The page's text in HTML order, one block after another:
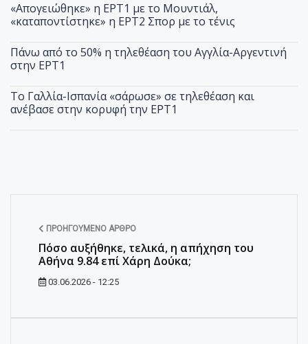
«Απογειώθηκε» η ΕΡΤ1 με το Μουντιάλ,
«καταποντίστηκε» η ΕΡΤ2 Σπορ με το τένις
Πάνω από το 50% η τηλεθέαση του Αγγλία-Αργεντινή
στην ΕΡΤ1
Το Γαλλία-Ισπανία «σάρωσε» σε τηλεθέαση και
ανέβασε στην κορυφή την ΕΡΤ1
ΠΡΟΗΓΟΎΜΕΝΟ ΆΡΘΡΟ
Πόσο αυξήθηκε, τελικά, η απήχηση του
Αθήνα 9.84 επί Χάρη Δούκα;
03.06.2026 - 12:25